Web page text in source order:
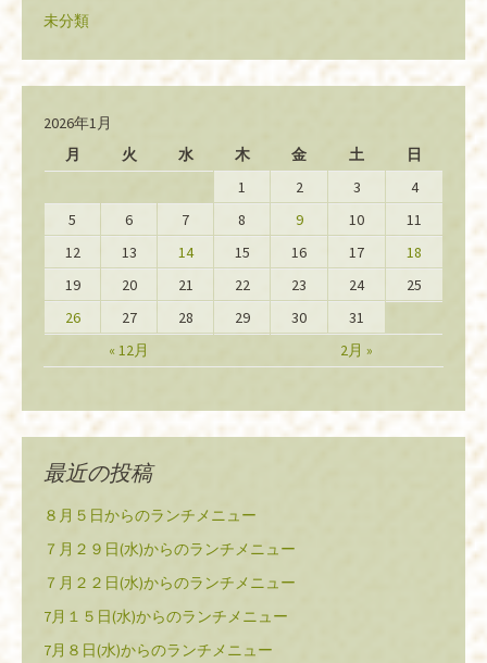
未分類
2026年1月
月
火 水 木 金 土 日
« 12月 2月 »
1 2 3
4
5
6 7 8 9 10
11
12
13 14 15 16 17
18
19
20 21 22 23 24
25
26
27 28 29 30 31
最近の投稿
８月５日からのランチメニュー
７月２９日(水)からのランチメニュー
７月２２日(水)からのランチメニュー
7月１５日(水)からのランチメニュー
7月８日(水)からのランチメニュー